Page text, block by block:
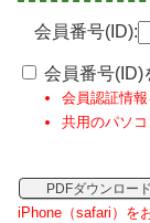
会員番号(ID):
会員番号(ID)
会員認証情
共用のパソ
PDFダウンロー
iPhone（safari）を